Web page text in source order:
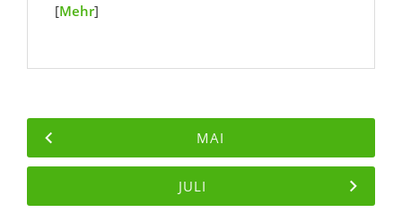
[Mehr]
MAI
JULI